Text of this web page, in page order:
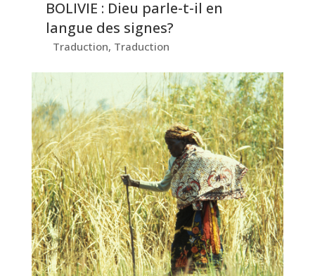
BOLIVIE : Dieu parle-t-il en
langue des signes?
Traduction, Traduction